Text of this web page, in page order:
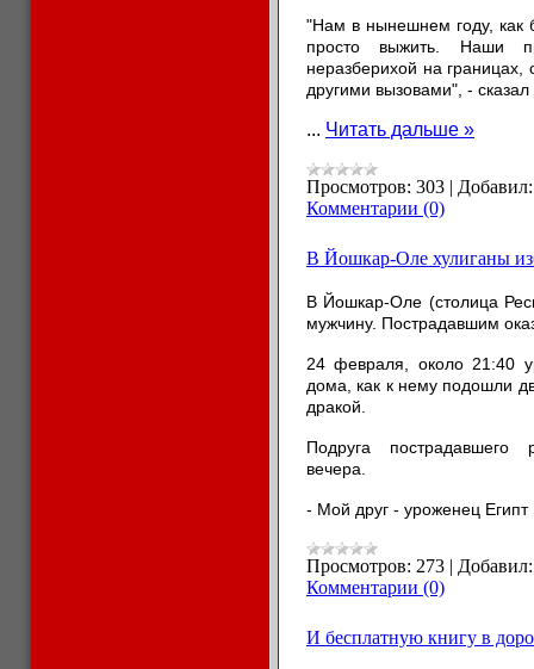
"Нам в нынешнем году, как
просто выжить. Наши
неразберихой на
другими вызовами", -
... Читать дальше »
Просмотров: 303 | Добавил:
Комментарии (0)
В Йошкар-Оле хулиганы
В Йошкар-Оле (столица
мужчину. Пострадавшим
24 февраля, около 21:40
дома, как к нему подошли
дракой.
Подруга пострадавшего
вечера.
- Мой друг - уроженец Египт
Просмотров: 273 | Добавил:
Комментарии (0)
И бесплатную книгу в